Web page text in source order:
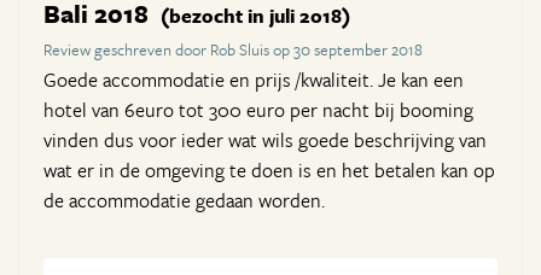
Bali 2018 (bezocht in juli 2018)
Review geschreven door Rob Sluis op 30 september 2018
Goede accommodatie en prijs /kwaliteit. Je kan een
hotel van 6euro tot 300 euro per nacht bij booming
vinden dus voor ieder wat wils goede beschrijving van
wat er in de omgeving te doen is en het betalen kan op
de accommodatie gedaan worden.